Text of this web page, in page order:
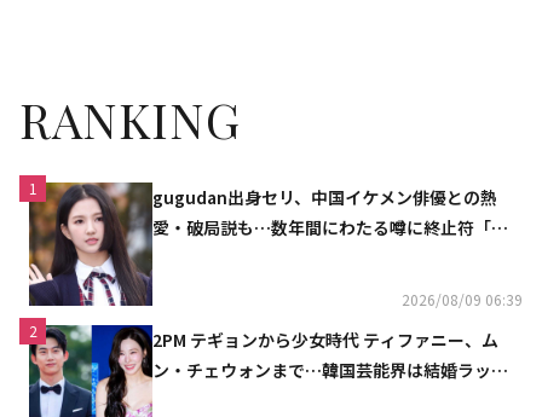
RANKING
1
gugudan出身セリ、中国イケメン俳優との熱
愛・破局説も…数年間にわたる噂に終止符「邪
2026/08/09 06:39
2
2PM テギョンから少女時代 ティファニー、ム
ン・チェウォンまで…韓国芸能界は結婚ラッシ